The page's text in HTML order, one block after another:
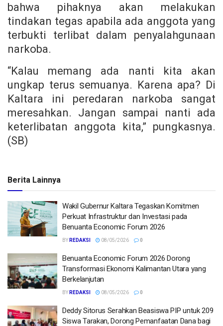
bahwa pihaknya akan melakukan
tindakan tegas apabila ada anggota yang
terbukti terlibat dalam penyalahgunaan
narkoba.
“Kalau memang ada nanti kita akan
ungkap terus semuanya. Karena apa? Di
Kaltara ini peredaran narkoba sangat
meresahkan. Jangan sampai nanti ada
keterlibatan anggota kita,” pungkasnya.
(SB)
Berita Lainnya
Wakil Gubernur Kaltara Tegaskan Komitmen
Perkuat Infrastruktur dan Investasi pada
Benuanta Economic Forum 2026
BY REDAKSI 08/05/2026 0
Benuanta Economic Forum 2026 Dorong
Transformasi Ekonomi Kalimantan Utara yang
Berkelanjutan
BY REDAKSI 08/05/2026 0
Deddy Sitorus Serahkan Beasiswa PIP untuk 209
Siswa Tarakan, Dorong Pemanfaatan Dana bagi